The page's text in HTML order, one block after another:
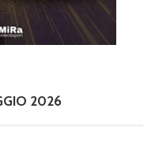
2026